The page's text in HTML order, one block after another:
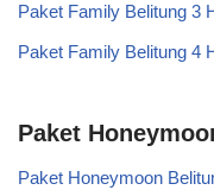
Paket Family Belitung 3
Paket Family Belitung 4
Paket
Paket Honeymoon